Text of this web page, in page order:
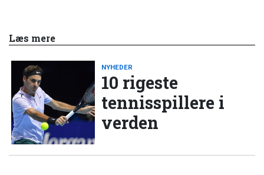
Læs mere
NYHEDER
10 rigeste
tennisspillere i
verden